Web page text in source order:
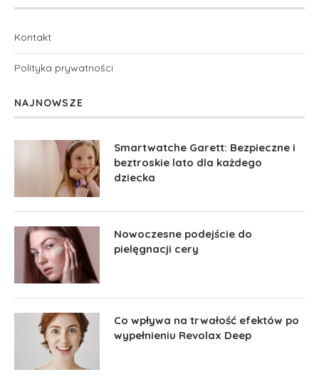
Kontakt
Polityka prywatności
NAJNOWSZE
Smartwatche Garett: Bezpieczne i
beztroskie lato dla każdego
dziecka
Nowoczesne podejście do
pielęgnacji cery
Co wpływa na trwałość efektów po
wypełnieniu Revolax Deep